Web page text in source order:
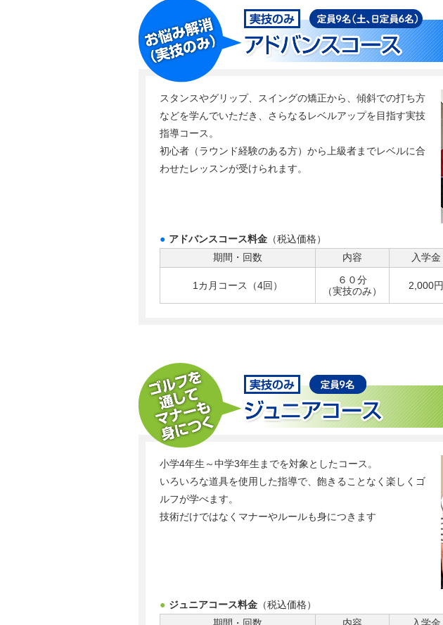
スタンスやグリップ、スイングの矯正から、傾斜での打ち方
などを学んでいただき、さらなるレベルアップを目指す実技
指導コース。
初心者（ラウンド経験のある方）から上級者までレベルに合
わせたレッスンが受けられます。
● アドバンスコース料金 （税込価格）
期間・回数
内容 入学金
1カ月コース（4回）
６０分
（実技のみ）
2,000円
小学4年生～中学3年生までを対象としたコース。
いろいろな道具を使用した指導で、飽きることなく楽しくゴ
ルフが学べます。
技術だけではなくマナーやルールも身につきます
● ジュニアコース料金 （税込価格）